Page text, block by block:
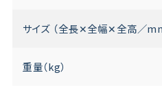
サイズ （全長✕全幅✕全高／
重量（kg）